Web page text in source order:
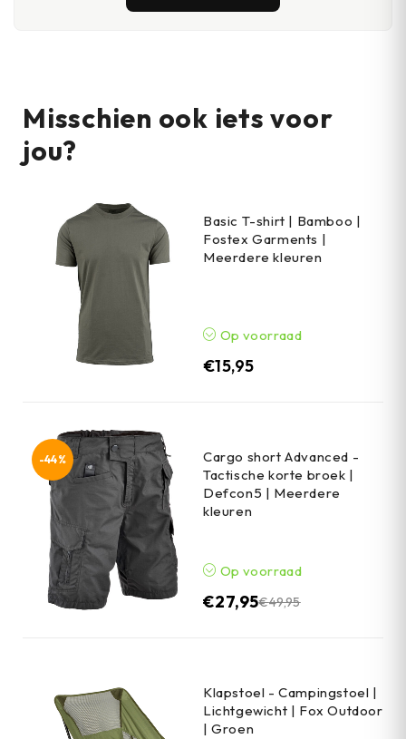
Misschien ook iets voor
jou?
Basic T-shirt | Bamboo |
Fostex Garments |
Meerdere kleuren
Op voorraad
€15,95
-44%
Cargo short Advanced -
Tactische korte broek |
Defcon5 | Meerdere
kleuren
Op voorraad
€49,95
€27,95
Klapstoel - Campingstoel |
Lichtgewicht | Fox Outdoor
| Groen